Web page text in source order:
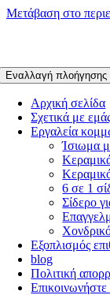
Μετάβαση στο
Εναλλαγή πλοήγησης
Αρχική σελίδα
Σχετικά με
Εργαλεία
Ίσιωμα
6 σε 1
Σίδερο
Εξοπλισμός
blog
Πολιτική
Επικοινωνήστε